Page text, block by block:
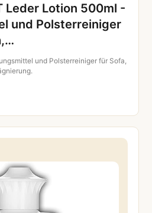
Leder Lotion 500ml -
und Polsterreiniger
und Polsterreiniger für Sofa,